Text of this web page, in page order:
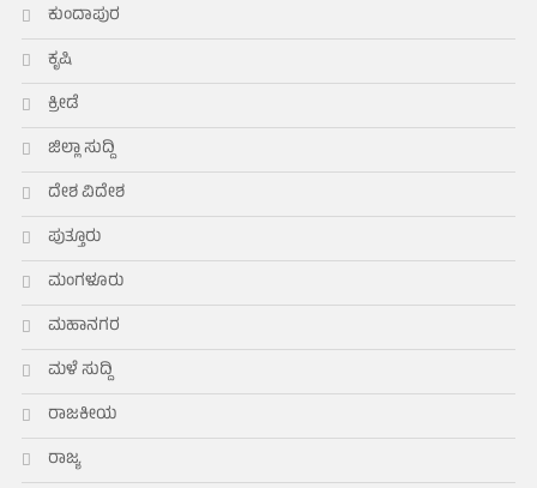
ಕುಂದಾಪುರ
ಕೃಷಿ
ಕ್ರೀಡೆ
ಜಿಲ್ಲಾ ಸುದ್ದಿ
ದೇಶ ವಿದೇಶ
ಪುತ್ತೂರು
ಮಂಗಳೂರು
ಮಹಾನಗರ
ಮಳೆ ಸುದ್ದಿ
ರಾಜಕೀಯ
ರಾಜ್ಯ